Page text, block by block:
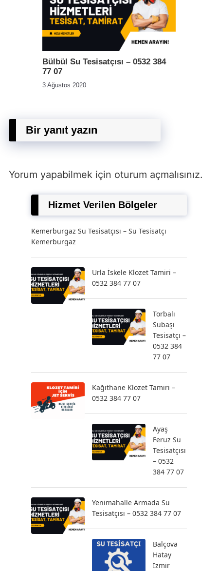
Bülbül Su Tesisatçısı – 0532 384
77 07
3 Ağustos 2020
Bir yanıt yazın
Yorum yapabilmek için oturum açmalısınız.
Hizmet Verilen Bölgeler
Kemerburgaz Su Tesisatçısı – Su Tesisatçı
Kemerburgaz
Urla İskele Klozet Tamiri –
0532 384 77 07
Torbalı
Subaşı
Tesisatçı –
0532 384
77 07
Kağıthane Klozet Tamiri –
0532 384 77 07
Ayaş
Feruz Su
Tesisatçısı
– 0532
384 77 07
Yenimahalle Armada Su
Tesisatçısı – 0532 384 77 07
Balçova
Hatay
İzmir